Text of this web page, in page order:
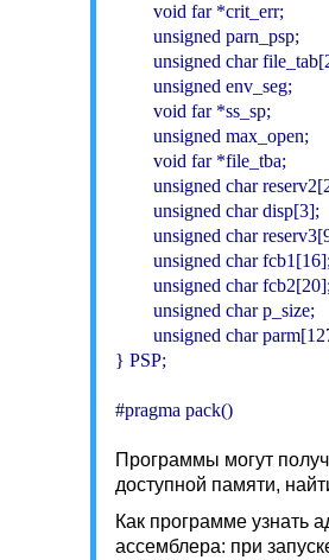
        void far *crit_err;
        unsigned parn_psp;
unsigned char
        unsigned env_seg;
        void far *ss_sp;
        unsigned max_open;
        void far *file_tba;
unsigned char
        unsigned char disp[3];
unsigned char
        unsigned char fcb1[16];
        unsigned char fcb2[20];
        unsigned char p_size;
unsigned char
} PSP;
#pragma pack()
Программы могут
доступной памяти,
Как программе узнать
ассемблера: при